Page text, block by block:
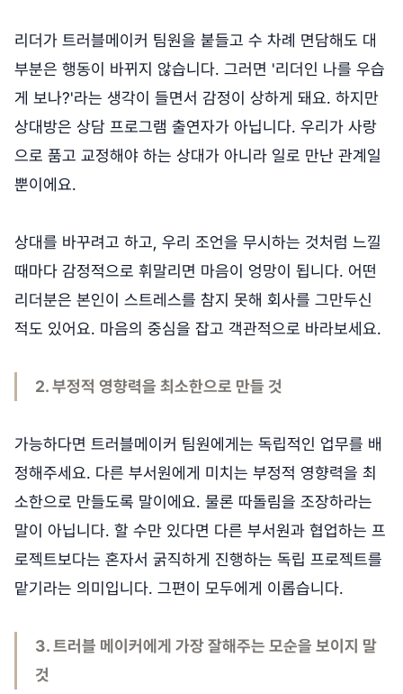
리더가 트러블메이커 팀원을 붙들고 수 차례 면담해도 대
부분은 행동이 바뀌지 않습니다. 그러면 '리더인 나를 우습
게 보나?'라는 생각이 들면서 감정이 상하게 돼요. 하지만
상대방은 상담 프로그램 출연자가 아닙니다. 우리가 사랑
으로 품고 교정해야 하는 상대가 아니라 일로 만난 관계일
뿐이에요.
상대를 바꾸려고 하고, 우리 조언을 무시하는 것처럼 느낄
때마다 감정적으로 휘말리면 마음이 엉망이 됩니다. 어떤
리더분은 본인이 스트레스를 참지 못해 회사를 그만두신
적도 있어요. 마음의 중심을 잡고 객관적으로 바라보세요.
2. 부정적 영향력을 최소한으로 만들 것
가능하다면 트러블메이커 팀원에게는 독립적인 업무를 배
정해주세요. 다른 부서원에게 미치는 부정적 영향력을 최
소한으로 만들도록 말이에요. 물론 따돌림을 조장하라는
말이 아닙니다. 할 수만 있다면 다른 부서원과 협업하는 프
로젝트보다는 혼자서 굵직하게 진행하는 독립 프로젝트를
맡기라는 의미입니다. 그편이 모두에게 이롭습니다.
3. 트러블 메이커에게 가장 잘해주는 모순을 보이지 말
것